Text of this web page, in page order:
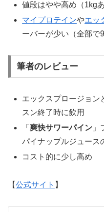
値段はやや高め（1kg
マイプロテインやエッ
ーバーが少い（全部で
筆者のレビュー
エックスプロージョン
スン終了時に飲用
「爽快サワーパイン 」
パイナップルジュース
コスト的に少し高め
【公式サイト 】